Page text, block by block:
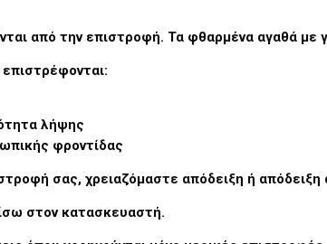
από την επιστροφή. Τα φθαρμένα αγαθά
λήψης
φροντίδας
σας, χρειαζόμαστε απόδειξη ή απόδειξη
στον κατασκευαστή.